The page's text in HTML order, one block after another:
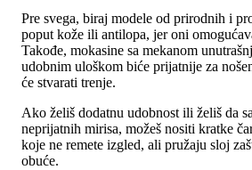
Pre svega, biraj modele od prirodnih i
poput kože ili antilopa, jer oni
Takođe, mokasine sa mekanom
udobnim uloškom biće prijatnije za
će stvarati trenje.
Ako želiš dodatnu udobnost ili želiš da
neprijatnih mirisa, možeš nositi kratke
koje ne remete izgled, ali pružaju sloj
obuće.